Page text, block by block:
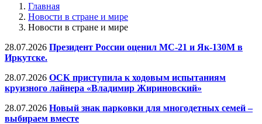
Главная
Новости в стране и мире
Новости в стране и мире
28.07.2026 Президент России оценил МС-21 и Як-130М в
Иркутске.
28.07.2026 ОСК приступила к ходовым испытаниям
круизного лайнера «Владимир Жириновский»
28.07.2026 Новый знак парковки для многодетных семей –
выбираем вместе